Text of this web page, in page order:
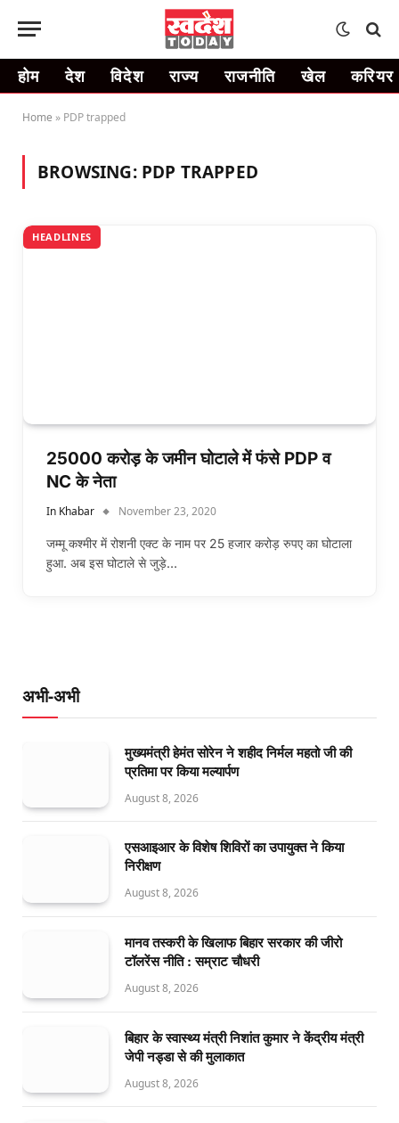
होम देश विदेश राज्य राजनीति खेल करियर
Home » PDP trapped
BROWSING: PDP TRAPPED
HEADLINES
25000 करोड़ के जमीन घोटाले में फंसे PDP व
NC के नेता
In Khabar November 23, 2020
जम्मू कश्मीर में रोशनी एक्ट के नाम पर 25 हजार करोड़ रुपए का घोटाला
हुआ. अब इस घोटाले से जुड़े…
अभी-अभी
मुख्यमंत्री हेमंत सोरेन ने शहीद निर्मल महतो जी की
प्रतिमा पर किया मल्यार्पण
August 8, 2026
एसआइआर के विशेष शिविरों का उपायुक्त ने किया
निरीक्षण
August 8, 2026
मानव तस्करी के खिलाफ बिहार सरकार की जीरो
टॉलरेंस नीति : सम्राट चौधरी
August 8, 2026
बिहार के स्वास्थ्य मंत्री निशांत कुमार ने केंद्रीय मंत्री
जेपी नड्डा से की मुलाकात
August 8, 2026